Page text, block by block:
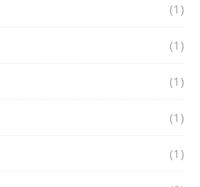
(1)
(1)
(1)
(1)
(1)